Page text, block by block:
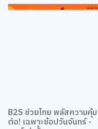
เรื่องที่น่าสนใจอื่นๆ